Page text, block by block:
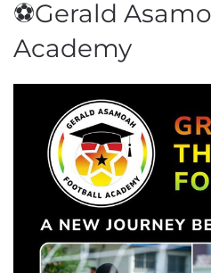
⚽Gerald
Academy